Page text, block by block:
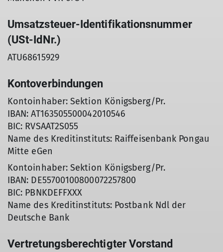
Umsatzsteuer-Identifikationsnummer
(USt-IdNr.)
ATU68615929
Kontoverbindungen
Kontoinhaber: Sektion Königsberg/Pr.
IBAN: AT163505500042010546
BIC: RVSAAT2S055
Name des Kreditinstituts: Raiffeisenbank Pongau
Mitte eGen
Kontoinhaber: Sektion Königsberg/Pr.
IBAN: DE55700100800072257800
BIC: PBNKDEFFXXX
Name des Kreditinstituts: Postbank Ndl der
Deutsche Bank
Vertretungsberechtigter Vorstand